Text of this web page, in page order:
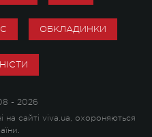
ОБКЛАДИНКИ
- 2026
на сайті viva.ua, охороняються